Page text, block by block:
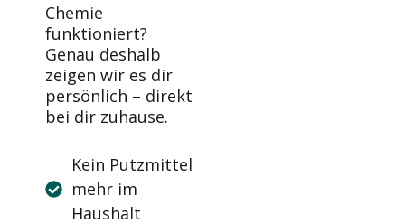
Chemie
funktioniert?
Genau deshalb
zeigen wir es dir
persönlich – direkt
bei dir zuhause.
Kein Putzmittel
mehr im
Haushalt